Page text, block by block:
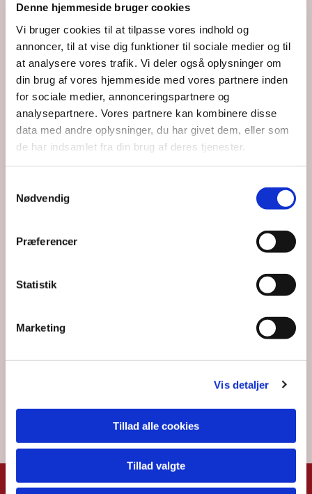
Denne hjemmeside bruger cookies
Vi bruger cookies til at tilpasse vores indhold og
annoncer, til at vise dig funktioner til sociale medier og til
at analysere vores trafik. Vi deler også oplysninger om
din brug af vores hjemmeside med vores partnere inden
for sociale medier, annonceringspartnere og
analysepartnere. Vores partnere kan kombinere disse
data med andre oplysninger, du har givet dem, eller som
de har indsamlet fra din brug af deres tjenester.
Nødvendig
Præferencer
Statistik
Marketing
Vis detaljer
Tillad alle cookies
Tillad valgte
Du vil måske også kunne lide...